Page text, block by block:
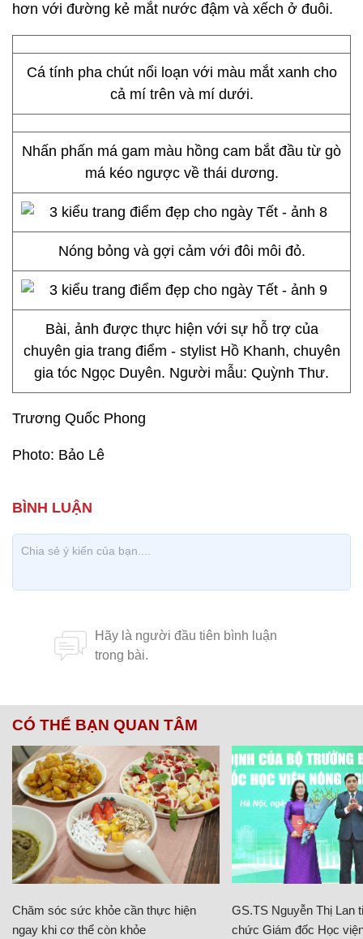
hơn với đường kẻ mắt nước đậm và xếch ở đuôi.
Cá tính pha chút nổi loạn với màu mắt xanh cho
cả mí trên và mí dưới.
Nhấn phấn má gam màu hồng cam bắt đầu từ gò
má kéo ngược về thái dương.
Nóng bỏng và gợi cảm với đôi môi đỏ.
Bài, ảnh được thực hiện với sự hỗ trợ của
chuyên gia trang điểm - stylist Hồ Khanh, chuyên
gia tóc Ngọc Duyên. Người mẫu: Quỳnh Thư.
Trương Quốc Phong
Photo: Bảo Lê
CÓ THỂ BẠN QUAN TÂM
Chăm sóc sức khỏe cần thực hiện
ngay khi cơ thể còn khỏe
GS.TS Nguyễn Thị Lan
chức Giám đốc Học